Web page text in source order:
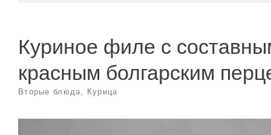
Куриное филе с
красным болгарским
Вторые блюда, Курица